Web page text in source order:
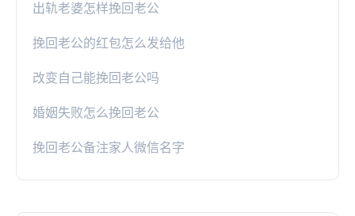
出轨老婆怎样挽回老公
挽回老公的红包怎么发给他
改变自己能挽回老公吗
婚姻失败怎么挽回老公
挽回老公备注家人微信名字